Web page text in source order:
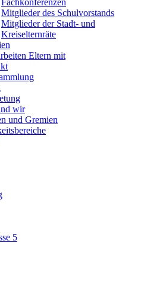
Fachkonferenzen
Mitglieder des Schulvorstands
Mitglieder der Stadt- und
Kreiselternräte
Eltern mit
wir
und Gremien
5